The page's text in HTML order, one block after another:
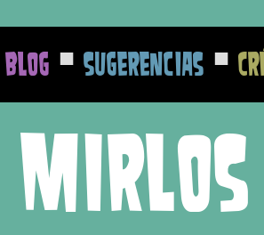
Blog ■ Sugerencias ■
Mirlos